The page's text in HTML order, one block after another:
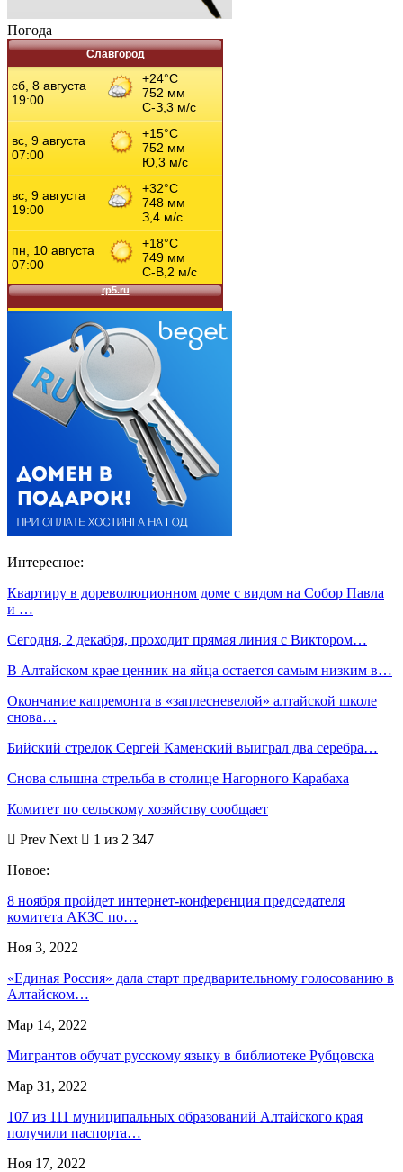
Погода
Славгород
Интересное:
Квартиру в дореволюционном доме с видом на Собор Павла
и …
Сегодня, 2 декабря, проходит прямая линия с Виктором…
В Алтайском крае ценник на яйца остается самым низким в…
Окончание капремонта в «заплесневелой» алтайской школе
снова…
Бийский стрелок Сергей Каменский выиграл два серебра…
Снова слышна стрельба в столице Нагорного Карабаха
Комитет по сельскому хозяйству сообщает
Prev Next
1 из 2 347
Новое:
8 ноября пройдет интернет-конференция председателя
комитета АКЗС по…
Ноя 3, 2022
«Единая Россия» дала старт предварительному голосованию в
Алтайском…
Мар 14, 2022
Мигрантов обучат русскому языку в библиотеке Рубцовска
Мар 31, 2022
107 из 111 муниципальных образований Алтайского края
получили паспорта…
Ноя 17, 2022